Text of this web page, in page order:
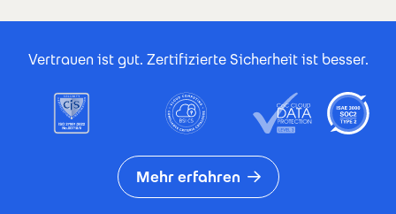
Vertrauen ist gut. Zertifizierte Sicherheit ist besser.
Mehr erfahren